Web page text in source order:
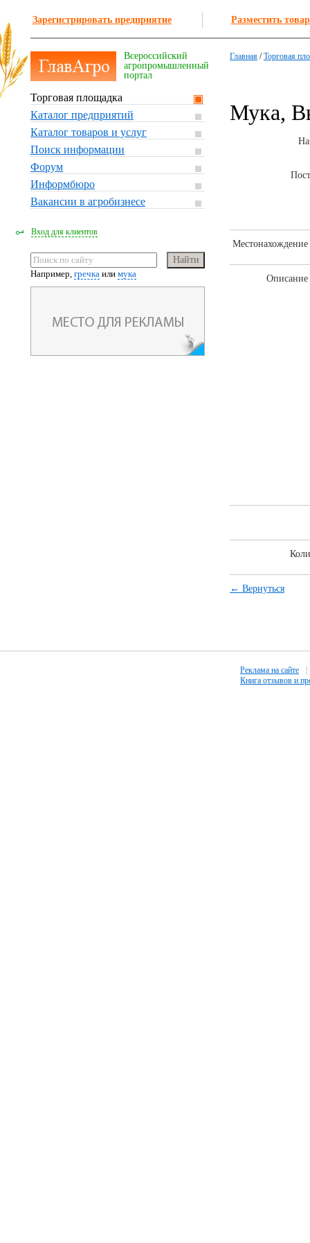
Зарегистрировать предприятие Разместить
Всероссийский
агропромышленный
портал
Торговая площадка
Каталог предприятий
Каталог товаров и услуг
Поиск информации
Форум
Информбюро
Вакансии в агробизнесе
Вход для клиентов
Например, гречка или мука
Главная /Торговая
Мука,
Местонахождение
Описание
← Вернуться
Реклама на сайте
Книга отзывов и